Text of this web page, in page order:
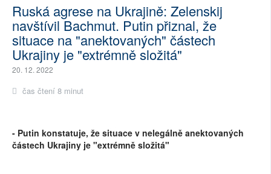
Ruská agrese na Ukrajině: Zelenskij
navštívil Bachmut. Putin přiznal, že
situace na "anektovaných" částech
Ukrajiny je "extrémně složitá"
20. 12. 2022
čas čtení 8 minut
- Putin konstatuje, že situace v nelegálně anektovaných
částech Ukrajiny je "extrémně složitá"